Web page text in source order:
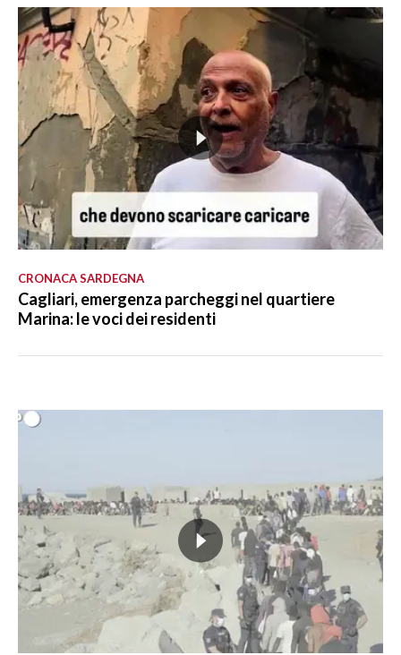
CRONACA SARDEGNA
Cagliari, emergenza parcheggi nel quartiere
Marina: le voci dei residenti